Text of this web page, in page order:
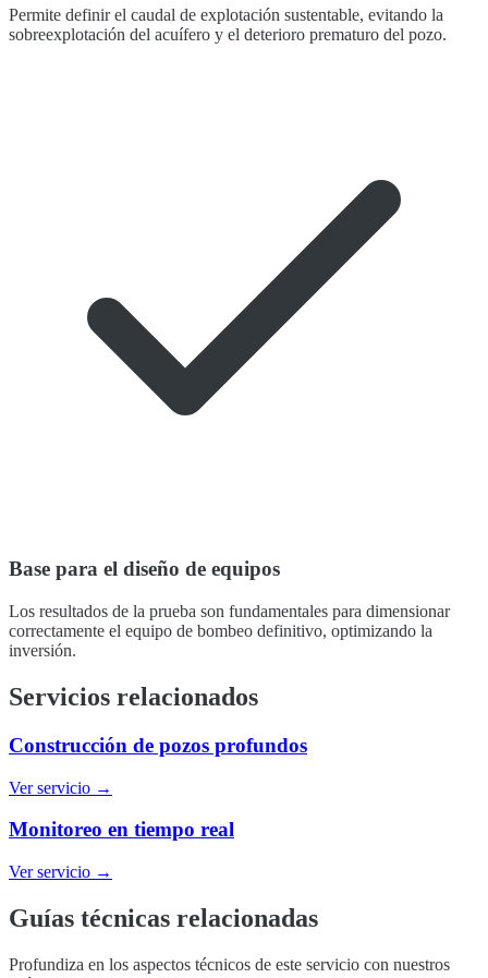
Permite definir el caudal de explotación sustentable, evitando la
sobreexplotación del acuífero y el deterioro prematuro del pozo.
Base para el diseño de equipos
Los resultados de la prueba son fundamentales para dimensionar
correctamente el equipo de bombeo definitivo, optimizando la
inversión.
Servicios relacionados
Construcción de pozos profundos
Ver servicio →
Monitoreo en tiempo real
Ver servicio →
Guías técnicas relacionadas
Profundiza en los aspectos técnicos de este servicio con nuestros